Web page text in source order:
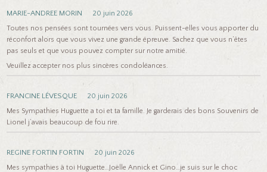
MARIE-ANDREE MORIN
20 juin 2026
Toutes nos pensées sont tournées vers vous. Puissent-elles vous apporter du
réconfort alors que vous vivez une grande épreuve. Sachez que vous n’êtes
pas seuls et que vous pouvez compter sur notre amitié.
Veuillez accepter nos plus sincères condoléances.
FRANCINE LÉVESQUE
20 juin 2026
Mes Sympathies Huguette a toi et ta famille. Je garderais des bons Souvenirs de
Lionel j’avais beaucoup de fou rire.
REGINE FORTIN FORTIN
20 juin 2026
Mes sympathies à toi Huguette…Joëlle Annick et Gino…je suis sur le choc